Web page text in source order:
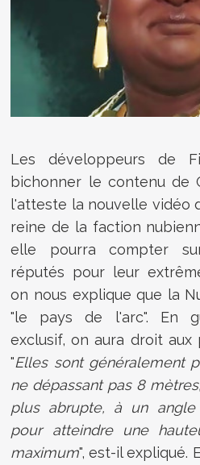
Les développeurs de
bichonner le contenu de
l'atteste la nouvelle vidéo
reine de la faction
elle pourra compter
réputés pour leur
on nous explique que la
"le pays de l'arc". En
exclusif, on aura droit aux
"Elles sont généralement
ne dépassant pas 8
plus abrupte, à un angle
pour atteindre une
maximum", est-il expliqué.